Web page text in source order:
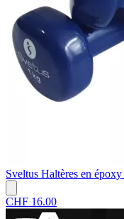
Sveltus Haltères en époxy
CHF 16.00